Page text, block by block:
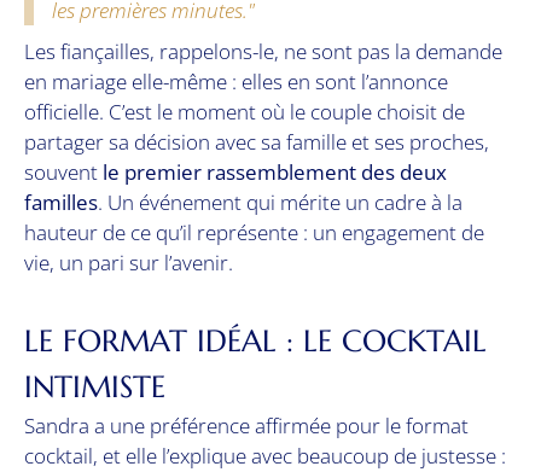
les premières minutes."
Les fiançailles, rappelons-le, ne sont pas la demande
en mariage elle-même : elles en sont l’annonce
officielle. C’est le moment où le couple choisit de
partager sa décision avec sa famille et ses proches,
souvent le premier rassemblement des deux
familles. Un événement qui mérite un cadre à la
hauteur de ce qu’il représente : un engagement de
vie, un pari sur l’avenir.
LE FORMAT IDÉAL : LE COCKTAIL
INTIMISTE
Sandra a une préférence affirmée pour le format
cocktail, et elle l’explique avec beaucoup de justesse :